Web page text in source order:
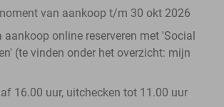
van aankoop t/m 30 okt 2026
aankoop online reserveren met 'Social
(te vinden onder het overzicht: mijn
16.00 uur, uitchecken tot 11.00 uur